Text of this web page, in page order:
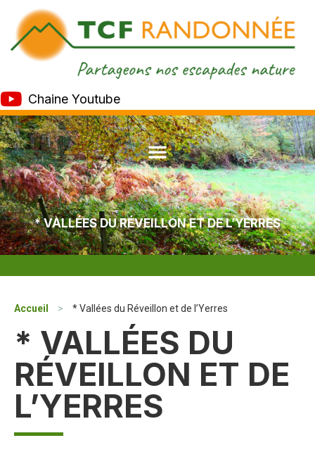
Chaine Youtube
* VALLÉES DU RÉVEILLON ET DE L’YERRES
Accueil > * Vallées du Réveillon et de l’Yerres
* VALLÉES DU
RÉVEILLON ET DE
L’YERRES